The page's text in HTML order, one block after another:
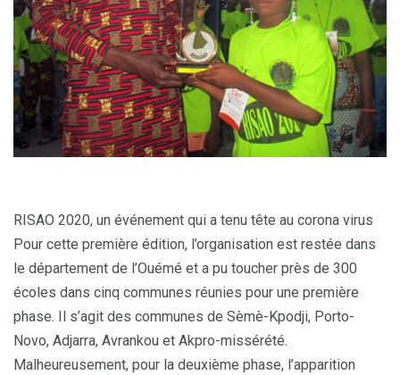
RISAO 2020, un événement qui a tenu tête au corona virus
Pour cette première édition, l’organisation est restée dans
le département de l’Ouémé et a pu toucher près de 300
écoles dans cinq communes réunies pour une première
phase. Il s’agit des communes de Sèmè-Kpodji, Porto-
Novo, Adjarra, Avrankou et Akpro-missérété.
Malheureusement, pour la deuxième phase, l’apparition